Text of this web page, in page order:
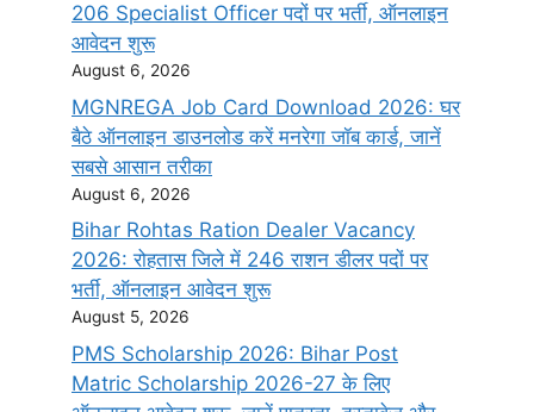
206 Specialist Officer पदों पर भर्ती, ऑनलाइन
आवेदन शुरू
August 6, 2026
MGNREGA Job Card Download 2026: घर
बैठे ऑनलाइन डाउनलोड करें मनरेगा जॉब कार्ड, जानें
सबसे आसान तरीका
August 6, 2026
Bihar Rohtas Ration Dealer Vacancy
2026: रोहतास जिले में 246 राशन डीलर पदों पर
भर्ती, ऑनलाइन आवेदन शुरू
August 5, 2026
PMS Scholarship 2026: Bihar Post
Matric Scholarship 2026-27 के लिए